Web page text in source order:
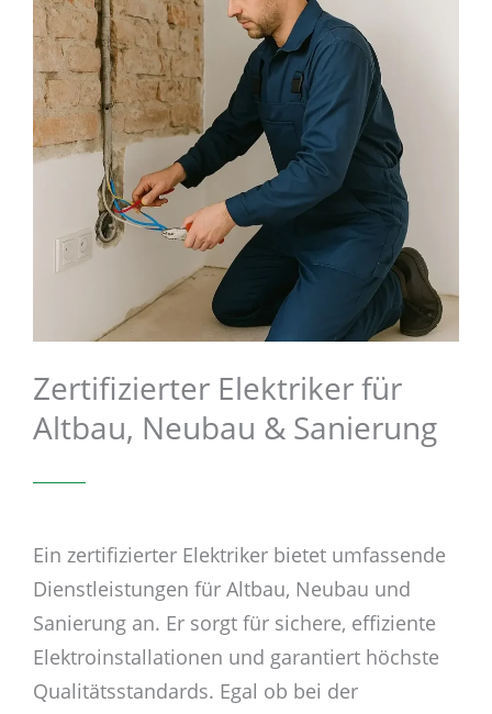
Zertifizierter Elektriker für
Altbau, Neubau & Sanierung
Ein zertifizierter Elektriker bietet umfassende
Dienstleistungen für Altbau, Neubau und
Sanierung an. Er sorgt für sichere, effiziente
Elektroinstallationen und garantiert höchste
Qualitätsstandards. Egal ob bei der